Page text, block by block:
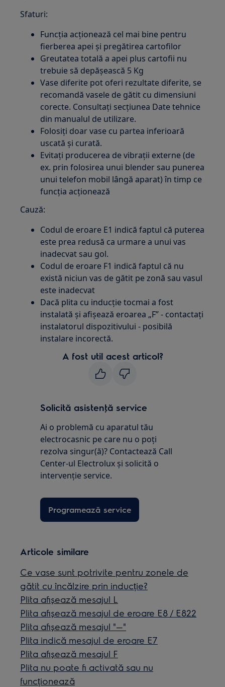
Sfaturi:
Funcția acționează cel mai bine pentru
fierberea apei și pregătirea cartofilor
Greutatea totală a apei plus cartofii nu
trebuie să depăşească 5 Kg
Vase diferite pot oferi rezultate diferite, se
recomandă vasele de gătit cu dimensiuni
corecte. Consultaţi secţiunea Date tehnice
din manualul de utilizare.
Folosiţi doar vase cu partea inferioară
uscată şi curată.
Evitați producerea de vibrații externe (de
ex. prin folosirea unui blender sau punerea
unui telefon mobil lângă aparat) în timp ce
funcția acționează
Cauză:
Codul de eroare E1 indică faptul că puterea
este prea redusă ca urmare a unui vas
inadecvat sau gol.
Codul de eroare F1 indică faptul că nu
există niciun vas de gătit pe zonă sau vasul
este inadecvat
Dacă plita cu inducție tocmai a fost
instalată și afișează eroarea „F” - contactați
instalatorul dispozitivului - posibilă
instalare incorectă.
A fost util acest articol?
Solicită asistenţă service
Ai o problemă cu aparatul tău
electrocasnic pe care nu o poţi
rezolva singur(ă)? Contactează Call
Center-ul Electrolux și solicită o
intervenţie service.
Programează service
Articole similare
Ce vase sunt potrivite pentru zonele de
gătit cu încălzire prin inducție?
Plita afişează mesajul L
Plita afișează mesajul de eroare E8 / E822
Plita afişează mesajul "—"
Plita indică mesajul de eroare E7
Plita afișează mesajul F
Plita nu poate fi activată sau nu
funcționează